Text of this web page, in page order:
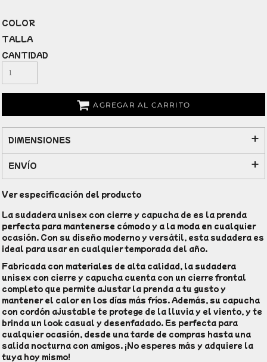
COLOR
TALLA
CANTIDAD
AGREGAR AL CARRITO
DIMENSIONES
ENVÍO
Ver especificación del producto
La sudadera unisex con cierre y capucha de es la prenda
perfecta para mantenerse cómodo y a la moda en cualquier
ocasión. Con su diseño moderno y versátil, esta sudadera es
ideal para usar en cualquier temporada del año.
Fabricada con materiales de alta calidad, la sudadera
unisex con cierre y capucha cuenta con un cierre frontal
completo que permite ajustar la prenda a tu gusto y
mantener el calor en los días más fríos. Además, su capucha
con cordón ajustable te protege de la lluvia y el viento, y te
brinda un look casual y desenfadado. Es perfecta para
cualquier ocasión, desde una tarde de compras hasta una
salida nocturna con amigos. ¡No esperes más y adquiere la
tuya hoy mismo!